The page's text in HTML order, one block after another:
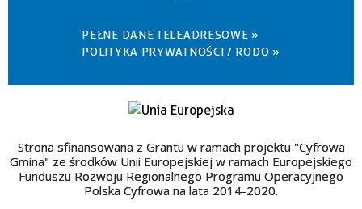
PEŁNE DANE TELEADRESOWE »
POLITYKA PRYWATNOŚCI / RODO »
Strona sfinansowana z Grantu w ramach projektu "Cyfrowa
Gmina" ze środków Unii Europejskiej w ramach Europejskiego
Funduszu Rozwoju Regionalnego Programu Operacyjnego
Polska Cyfrowa na lata 2014-2020.